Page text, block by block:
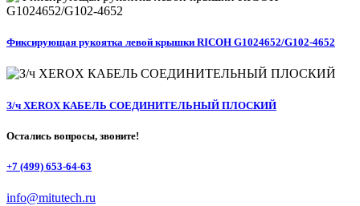
Фиксирующая рукоятка левой крышки RICOH G1024652/G102-4652
З/ч XEROX КАБЕЛЬ СОЕДИНИТЕЛЬНЫЙ ПЛОСКИЙ
Остались вопросы, звоните!
+7 (499) 653-64-63
info@mitutech.ru